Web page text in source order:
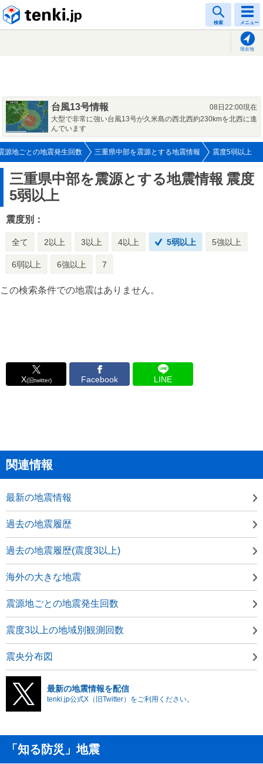
検索 メニュー
現在地
台風13号情報
08日22:00現在
大型で非常に強い台風13号が久米島の西北西約230kmを北西に進
んでいます
源地ごとの地震発生回数 三重県中部を震源とする地震情報 震度5弱以上
三重県中部を震源とする地震情報 震度
5弱以上
震度別：
全て 2以上 3以上 4以上 5弱以上 5強以上
6弱以上 6強以上 7
この検索条件での地震はありません。
X(旧twitter) Facebook LINE
関連情報
最新の地震情報
過去の地震履歴
過去の地震履歴(震度3以上)
海外の大きな地震
震源地ごとの地震発生回数
震度3以上の地域別観測回数
震央分布図
最新の地震情報を配信
tenki.jp公式X（旧Twitter）をご利用ください。
「知る防災」地震